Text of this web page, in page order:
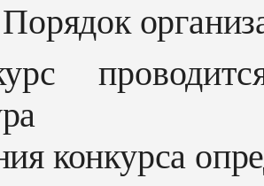
Порядок
конкурса